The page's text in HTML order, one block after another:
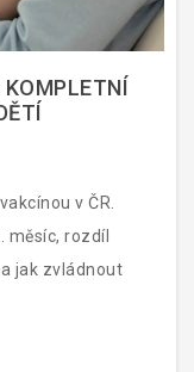
KOMPLETNÍ
v ČR.
měsíc, rozdíl
jak zvládnout